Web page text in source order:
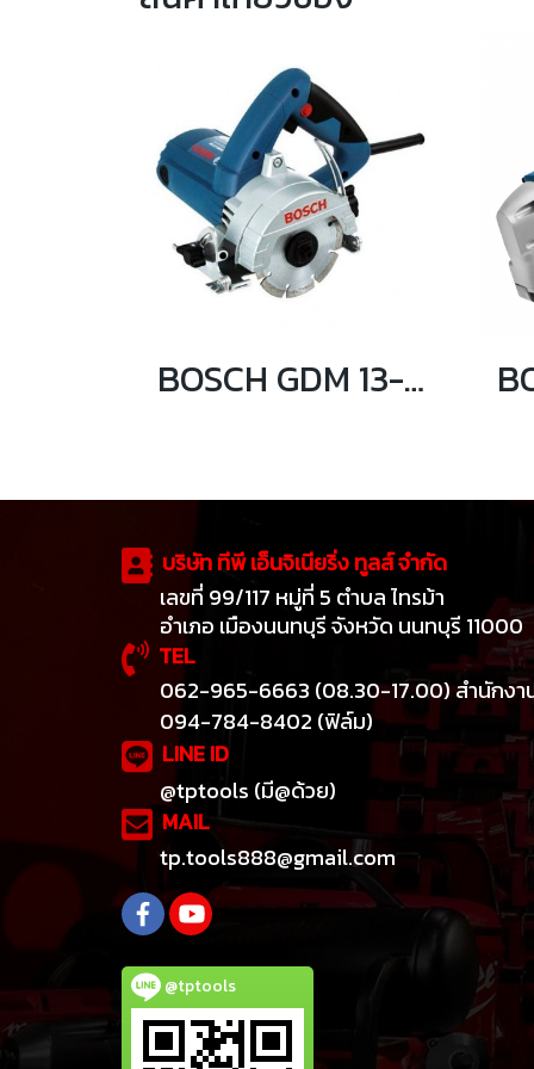
BOSCH GDM 13-34 เครื่องตัดหินอ่อน 1300 วัตต์ (ไม่มีสายน้ำ)
บริษัท ทีพี เอ็นจิเนียริ่ง ทูลส์ จำกัด
เลขที่ 99/117 หมู่ที่ 5 ตำบล ไทรม้า
อำเภอ เมืองนนทบุรี จังหวัด นนทบุรี 11000
TEL
062-965-6663 (08.30-17.00) สำนักงา
094-784-8402 (ฟิล์ม)
LINE ID
@tptools (มี@ด้วย)
MAIL
tp.tools888@gmail.com
@tptools